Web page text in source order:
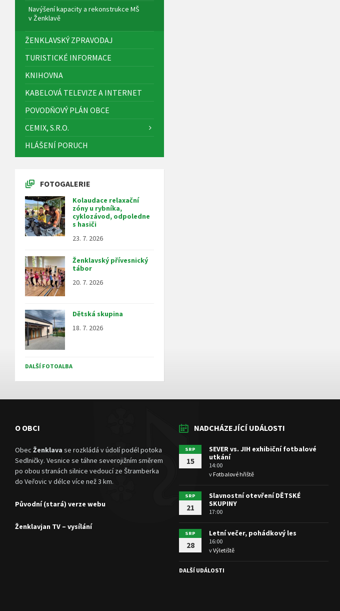
Navýšení kapacity a rekonstrukce MŠ
v Ženklavě
ŽENKLAVSKÝ ZPRAVODAJ
TURISTICKÉ INFORMACE
KNIHOVNA
KABELOVÁ TELEVIZE A INTERNET
POVODŇOVÝ PLÁN OBCE
CEMIX, S.R.O.
HLÁŠENÍ PORUCH
FOTOGALERIE
Kolaudace relaxační
zóny u rybníka,
cyklozávod, odpoledne
s hasiči
23. 7. 2026
Ženklavský přívesnický
tábor
20. 7. 2026
Dětská skupina
18. 7. 2026
DALŠÍ FOTOALBA
O OBCI
Obec Ženklava se rozkládá v údolí podél potoka
Sedlničky. Vesnice se táhne severojižním směrem
po obou stranách silnice vedoucí ze Štramberka
do Veřovic v délce více než 3 km.
Původní (stará) verze webu
Ženklavjan TV – vysílání
NADCHÁZEJÍCÍ UDÁLOSTI
SRP
15
SEVER vs. JIH exhibiční fotbalové
utkání
14:00
vFotbalové hřiště
SRP
21
Slavnostní otevření DĚTSKÉ
SKUPINY
17:00
SRP
28
Letní večer, pohádkový les
16:00
vVýletiště
DALŠÍ UDÁLOSTI